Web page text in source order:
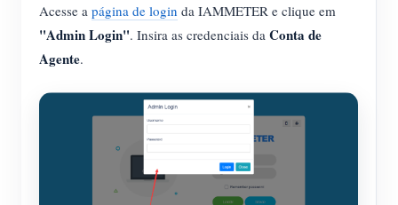
Acesse a página de login da IAMMETER e clique em
"Admin Login". Insira as credenciais da Conta de
Agente.